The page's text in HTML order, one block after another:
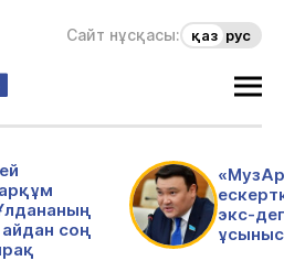
Сайт нұсқасы: қаз рус
айдан соң
экс-